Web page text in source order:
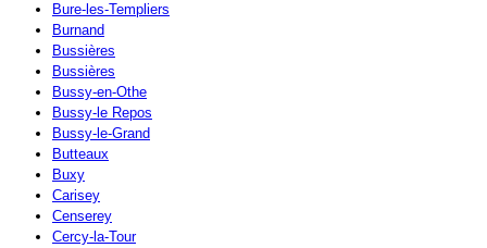
Bure-les-Templiers
Burnand
Bussières
Bussières
Bussy-en-Othe
Bussy-le Repos
Bussy-le-Grand
Butteaux
Buxy
Carisey
Censerey
Cercy-la-Tour